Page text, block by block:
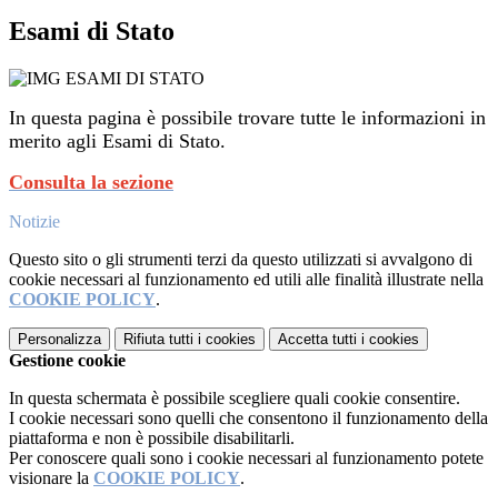
Esami di Stato
In questa pagina è possibile trovare tutte le informazioni in
merito agli Esami di Stato.
Consulta la sezione
Notizie
Questo sito o gli strumenti terzi da questo utilizzati si avvalgono di
cookie necessari al funzionamento ed utili alle finalità illustrate nella
COOKIE POLICY.
Personalizza Rifiuta tutti i cookies Accetta tutti i cookies
Gestione cookie
In questa schermata è possibile scegliere quali cookie consentire.
I cookie necessari sono quelli che consentono il funzionamento della
piattaforma e non è possibile disabilitarli.
Per conoscere quali sono i cookie necessari al funzionamento potete
visionare la COOKIE POLICY.